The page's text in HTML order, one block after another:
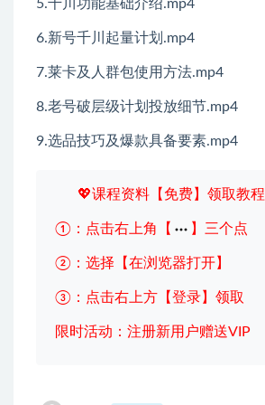
5.千川功能基础介绍.mp4
6.新号千川起量计划.mp4
7.莱卡及人群包使用方法.mp4
8.老号破层级计划投放细节.mp4
9.选品技巧及爆款具备要素.mp4
💖课程资料【免费】领取教
①：点击右上角【 】三个点
②：选择【在浏览器打开】
③：点击右上方【登录】
限时活动：注册新用户赠送VIP